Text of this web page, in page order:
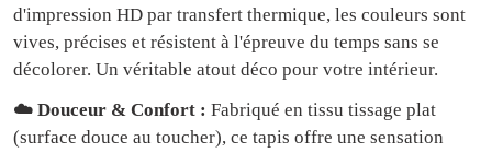
d'impression HD par transfert thermique, les couleurs sont
vives, précises et résistent à l'épreuve du temps sans se
décolorer. Un véritable atout déco pour votre intérieur.
☁️ Douceur & Confort : Fabriqué en tissu tissage plat
(surface douce au toucher), ce tapis offre une sensation